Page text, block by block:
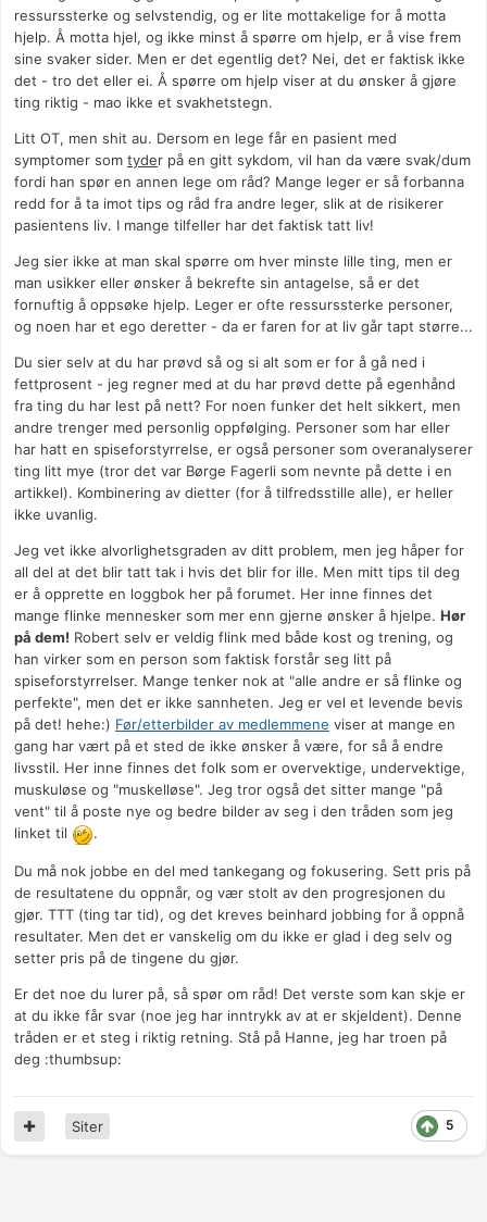
ressurssterke og selvstendig, og er lite mottakelige for å motta
hjelp. Å motta hjel, og ikke minst å spørre om hjelp, er å vise frem
sine svaker sider. Men er det egentlig det? Nei, det er faktisk ikke
det - tro det eller ei. Å spørre om hjelp viser at du ønsker å gjøre
ting riktig - mao ikke et svakhetstegn.
Litt OT, men shit au. Dersom en lege får en pasient med
symptomer som tyder på en gitt sykdom, vil han da være svak/dum
fordi han spør en annen lege om råd? Mange leger er så forbanna
redd for å ta imot tips og råd fra andre leger, slik at de risikerer
pasientens liv. I mange tilfeller har det faktisk tatt liv!
Jeg sier ikke at man skal spørre om hver minste lille ting, men er
man usikker eller ønsker å bekrefte sin antagelse, så er det
fornuftig å oppsøke hjelp. Leger er ofte ressurssterke personer,
og noen har et ego deretter - da er faren for at liv går tapt større...
Du sier selv at du har prøvd så og si alt som er for å gå ned i
fettprosent - jeg regner med at du har prøvd dette på egenhånd
fra ting du har lest på nett? For noen funker det helt sikkert, men
andre trenger med personlig oppfølging. Personer som har eller
har hatt en spiseforstyrrelse, er også personer som overanalyserer
ting litt mye (tror det var Børge Fagerli som nevnte på dette i en
artikkel). Kombinering av dietter (for å tilfredsstille alle), er heller
ikke uvanlig.
Jeg vet ikke alvorlighetsgraden av ditt problem, men jeg håper for
all del at det blir tatt tak i hvis det blir for ille. Men mitt tips til deg
er å opprette en loggbok her på forumet. Her inne finnes det
mange flinke mennesker som mer enn gjerne ønsker å hjelpe. Hør
på dem! Robert selv er veldig flink med både kost og trening, og
han virker som en person som faktisk forstår seg litt på
spiseforstyrrelser. Mange tenker nok at "alle andre er så flinke og
perfekte", men det er ikke sannheten. Jeg er vel et levende bevis
på det! hehe:) Før/etterbilder av medlemmene viser at mange en
gang har vært på et sted de ikke ønsker å være, for så å endre
livsstil. Her inne finnes det folk som er overvektige, undervektige,
muskuløse og "muskelløse". Jeg tror også det sitter mange "på
vent" til å poste nye og bedre bilder av seg i den tråden som jeg
linket til
.
Du må nok jobbe en del med tankegang og fokusering. Sett pris på
de resultatene du oppnår, og vær stolt av den progresjonen du
gjør. TTT (ting tar tid), og det kreves beinhard jobbing for å oppnå
resultater. Men det er vanskelig om du ikke er glad i deg selv og
setter pris på de tingene du gjør.
Er det noe du lurer på, så spør om råd! Det verste som kan skje er
at du ikke får svar (noe jeg har inntrykk av at er skjeldent). Denne
tråden er et steg i riktig retning. Stå på Hanne, jeg har troen på
deg :thumbsup:
5
Siter